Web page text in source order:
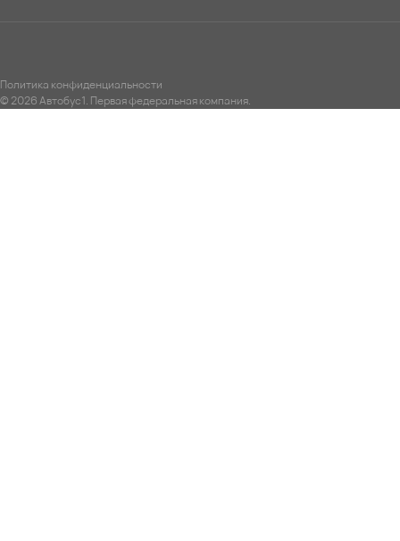
Политика конфиденциальности
© 2026 Автобус1. Первая федеральная компания.